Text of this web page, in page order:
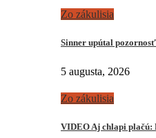
Zo zákulisia
Sinner upútal
5 augusta, 2026
Zo zákulisia
VIDEO Aj chlapi